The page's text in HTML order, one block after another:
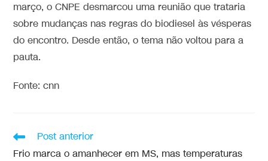
março, o CNPE desmarcou uma reunião que trataria
sobre mudanças nas regras do biodiesel às vésperas
do encontro. Desde então, o tema não voltou para a
pauta.
Fonte: cnn
Post anterior
Frio marca o amanhecer em MS, mas temperaturas